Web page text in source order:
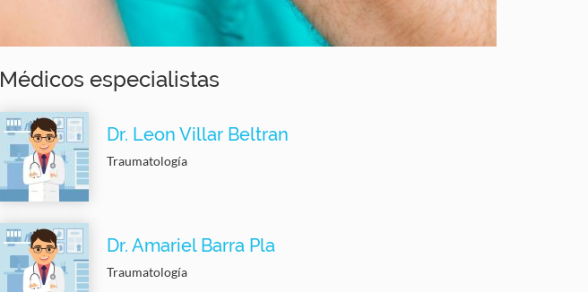
Médicos especialistas
Dr. Leon Villar Beltran
Traumatología
Dr. Amariel Barra Pla
Traumatología